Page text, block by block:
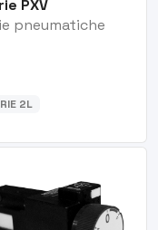
PXV
pneumatiche
2L